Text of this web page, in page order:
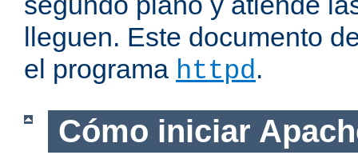
lleguen. Este documento
el programa httpd.
Cómo iniciar